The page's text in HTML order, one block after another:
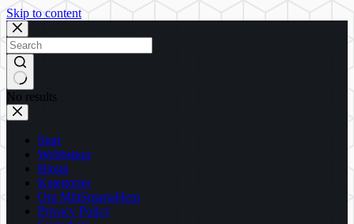
Skip to content
No results
Start
Webbshop
Blogg
Kategorier
Om MittSmartaHem
Privacy Policy